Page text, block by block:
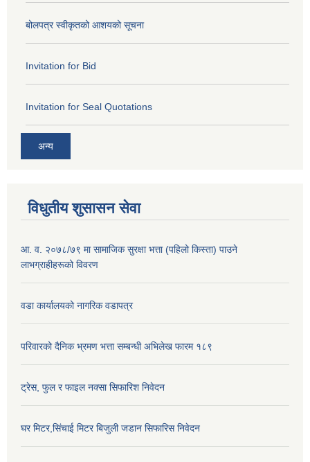
बोलपत्र स्वीकृतको आशयको सूचना
Invitation for Bid
Invitation for Seal Quotations
अन्य
विधुतीय शुसासन सेवा
आ. व. २०७८/७९ मा सामाजिक सुरक्षा भत्ता (पहिलो किस्ता) पाउने
लाभग्राहीहरूको विवरण
वडा कार्यालयको नागरिक वडापत्र
परिवारको दैनिक भ्रमण भत्ता सम्बन्धी अभिलेख फारम १८९
ट्रेस, फुल र फाइल नक्सा सिफारिश निवेदन
घर मिटर,सिंचाई मिटर बिजुली जडान सिफारिस निवेदन